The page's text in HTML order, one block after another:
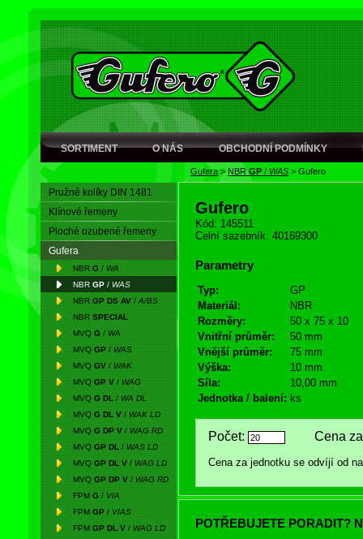
SORTIMENT O NÁS OBCHODNÍ PODMÍNKY
Gufera> NBRGP / WAS > Gufero
Pružné kolíky DIN 1481
Klínové řemeny
Ploché ozubené řemeny
Gufera
NBR G / WA
NBR GP / WAS
NBR GP DS AV / A/BS
NBR SPECIAL
MVQ G / WA
MVQ GP / WAS
MVQ GV / WAK
MVQ GP V / WAG
MVQ G DL / WA DL
MVQ G DL V / WAK LD
MVQ G DP V / WAG RD
MVQ GP DL / WAS LD
MVQ GP DL V / WAG LD
MVQ GP DP V / WAG RD
FPM G / VIA
FPM GP / VIAS
FPM GP DL V / WAG LD
Gufero
Kód: 145511
Celní sazebník: 40169300
Parametry
Typ:
GP
Materiál:
NBR
Rozměry:
50 x 75 x 10
Vnitřní průměr:
50 mm
Vnější průměr:
75 mm
Výška:
10 mm
Síla:
10,00 mm
Jednotka / balení: ks
Počet: Cena za
Cena za jednotku se odvíjí od
POTŘEBUJETE PORADIT?